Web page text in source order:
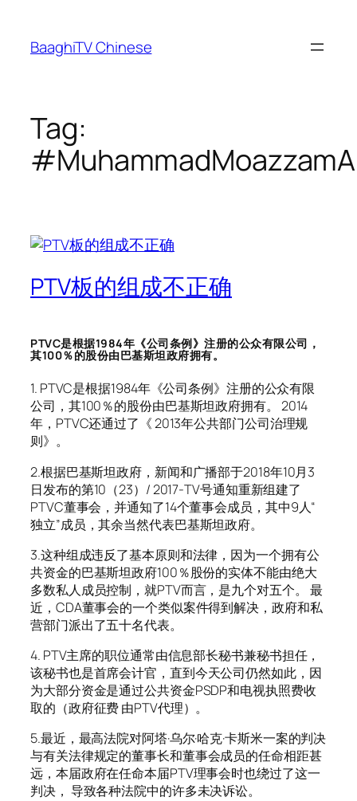
content
BaaghiTV Chinese
Tag:
PTV板的组成不正确
PTVC是根据1984年《公司条例》注册的公众有限公司，
其100％的股份由巴基斯坦政府拥有。
1. PTVC是根据1984年《公司条例》注册的公众有限
公司，其100％的股份由巴基斯坦政府拥有。 2014
年，PTVC还通过了《 2013年公共部门公司治理规
则》。
2.根据巴基斯坦政府，新闻和广播部于2018年10月3
日发布的第10（23）/ 2017-TV号通知重新组建了
PTVC董事会，并通知了14个董事会成员，其中9人“
独立”成员，其余当然代表巴基斯坦政府。
3.这种组成违反了基本原则和法律，因为一个拥有公
共资金的巴基斯坦政府100％股份的实体不能由绝大
多数私人成员控制，就PTV而言，是九个对五个。 最
近，CDA董事会的一个类似案件得到解决，政府和私
营部门派出了五十名代表。
4. PTV主席的职位通常由信息部长秘书兼秘书担任，
该秘书也是首席会计官，直到今天公司仍然如此，因
为大部分资金是通过公共资金PSDP和电视执照费收
取的（政府征费 由PTV代理）。
5.最近，最高法院对阿塔·乌尔·哈克·卡斯米一案的判决
与有关法律规定的董事长和董事会成员的任命相距甚
远，本届政府在任命本届PTV理事会时也绕过了这一
判决， 导致各种法院中的许多未决诉讼。